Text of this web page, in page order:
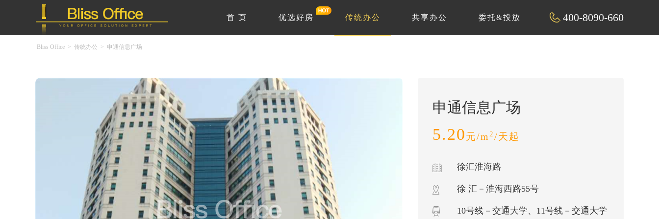
400-8090-660
首 页 优选好房 传统办公 共享办公 委托&投放
Bliss Office > 传统办公 > 申通信息广场
申通信息广场
5.20元/m 2/天起
徐汇淮海路
徐 汇－淮海西路55号
10号线－交通大学、11号线－交通大学